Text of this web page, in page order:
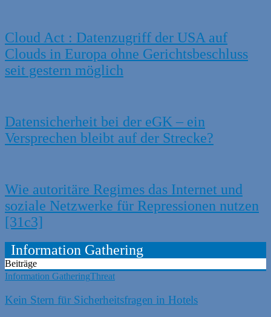
Cloud Act : Datenzugriff der USA auf
Clouds in Europa ohne Gerichtsbeschluss
seit gestern möglich
Datensicherheit bei der eGK – ein
Versprechen bleibt auf der Strecke?
Wie autoritäre Regimes das Internet und
soziale Netzwerke für Repressionen nutzen
[31c3]
Information Gathering
Beiträge
Information GatheringThreat
Kein Stern für Sicherheitsfragen in Hotels